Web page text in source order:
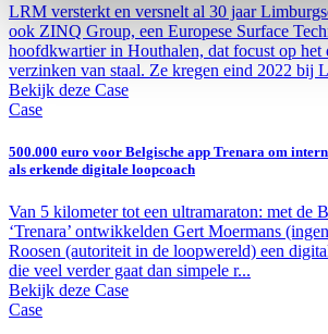
LRM versterkt en versnelt al 30 jaar
ook ZINQ Group, een Europese Surface
hoofdkwartier in Houthalen, dat focust op het
verzinken van staal. Ze kregen eind 2022 bij
Bekijk deze Case
Case
500.000 euro voor Belgische app Trenara om
als erkende digitale loopcoach
Van 5 kilometer tot een ultramaraton: met de
‘Trenara’ ontwikkelden Gert Moermans
Roosen (autoriteit in de loopwereld) een
die veel verder gaat dan simpele r...
Bekijk deze Case
Case